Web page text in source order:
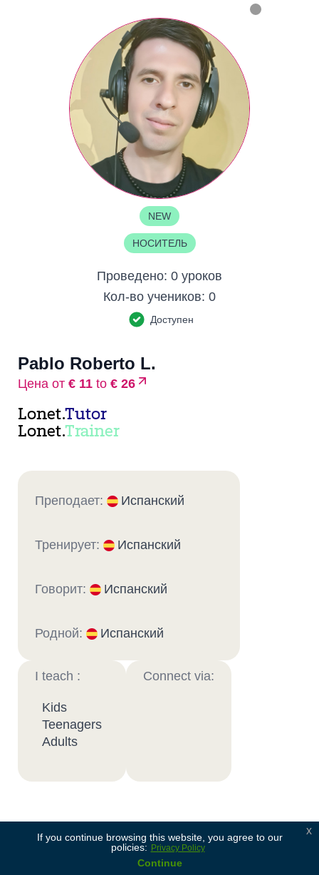
NEW
НОСИТЕЛЬ
Проведено: 0 уроков
Кол-во учеников: 0
Доступен
Pablo Roberto L.
Цена от € 11 to € 26
Lonet.Tutor
Lonet.Trainer
Преподает: Испанский
Тренирует: Испанский
Говорит: Испанский
Родной: Испанский
I teach :
Kids
Teenagers
Adults
Connect via:
Soy profesor de niños y jóvenes, con 10 años de
experiencia en educación formal. Doy clases de
inmersión para todas las edades, desde el nivel
If you continue browsing this website, you agree to our
policies: Privacy Policy
Continue
x